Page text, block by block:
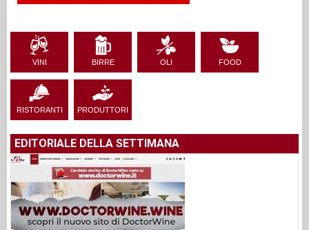
VINI BIRRE OLI FOOD
RISTORANTI PRODUTTORI
EDITORIALE DELLA SETTIMANA